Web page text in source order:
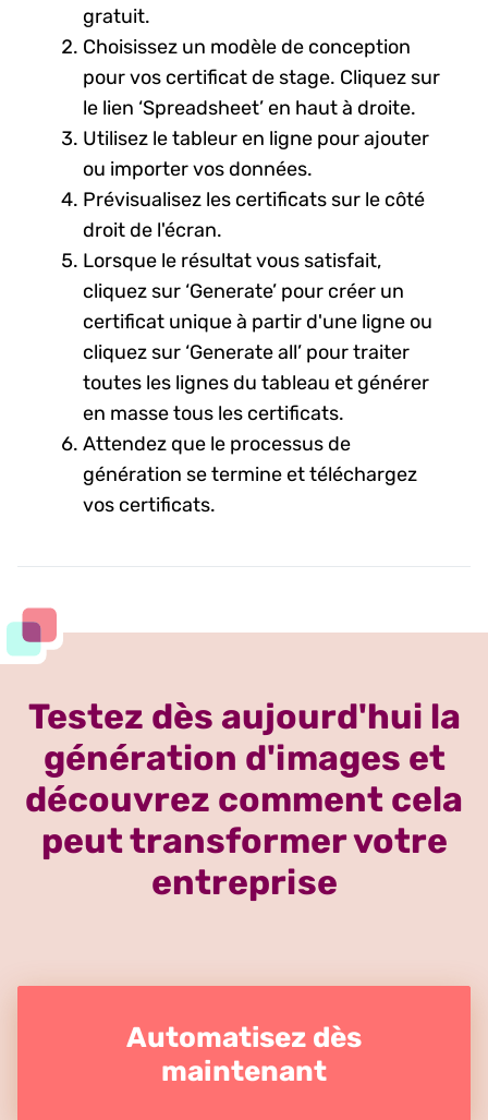
gratuit.
Choisissez un modèle de conception
pour vos certificat de stage. Cliquez sur
le lien ‘Spreadsheet’ en haut à droite.
Utilisez le tableur en ligne pour ajouter
ou importer vos données.
Prévisualisez les certificats sur le côté
droit de l'écran.
Lorsque le résultat vous satisfait,
cliquez sur ‘Generate’ pour créer un
certificat unique à partir d'une ligne ou
cliquez sur ‘Generate all’ pour traiter
toutes les lignes du tableau et générer
en masse tous les certificats.
Attendez que le processus de
génération se termine et téléchargez
vos certificats.
Testez dès aujourd'hui la
génération d'images et
découvrez comment cela
peut transformer votre
entreprise
Automatisez dès
maintenant